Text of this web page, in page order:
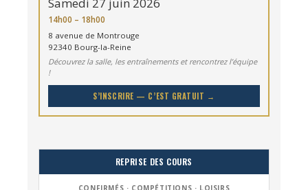
14h00 – 18h00
8 avenue de Montrouge
92340 Bourg-la-Reine
Découvrez la salle, les entraînements et rencontrez l’équipe
!
S’INSCRIRE — C’EST GRATUIT →
REPRISE DES COURS
CONFIRMÉS · COMPÉTITIONS · LOISIRS